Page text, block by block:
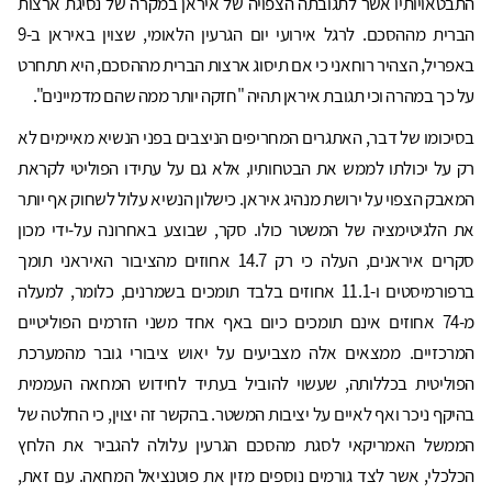
הברית מההסכם. לרגל אירועי יום הגרעין הלאומי, שצוין באיראן ב-9
באפריל, הצהיר רוחאני כי אם תיסוג ארצות הברית מההסכם, היא תתחרט
על כך במהרה וכי תגובת איראן תהיה "חזקה יותר ממה שהם מדמיינים".
בסיכומו של דבר, האתגרים המחריפים הניצבים בפני הנשיא מאיימים לא
רק על יכולתו לממש את הבטחותיו, אלא גם על עתידו הפוליטי לקראת
המאבק הצפוי על ירושת מנהיג איראן. כישלון הנשיא עלול לשחוק אף יותר
את הלגיטימציה של המשטר כולו. סקר, שבוצע באחרונה על-ידי מכון
סקרים איראנים, העלה כי רק 14.7 אחוזים מהציבור האיראני תומך
ברפורמיסטים ו-11.1 אחוזים בלבד תומכים בשמרנים, כלומר, למעלה
מ-74 אחוזים אינם תומכים כיום באף אחד משני הזרמים הפוליטיים
המרכזיים. ממצאים אלה מצביעים על יאוש ציבורי גובר מהמערכת
הפוליטית בכללותה, שעשוי להוביל בעתיד לחידוש המחאה העממית
בהיקף ניכר ואף לאיים על יציבות המשטר. בהקשר זה יצוין, כי החלטה של
הממשל האמריקאי לסגת מהסכם הגרעין עלולה להגביר את הלחץ
הכלכלי, אשר לצד גורמים נוספים מזין את פוטנציאל המחאה. עם זאת,